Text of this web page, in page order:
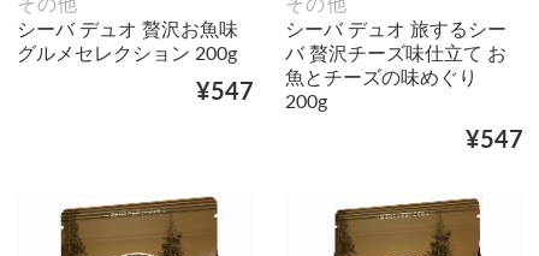
その他
シーバ デュオ 贅沢お魚味
グルメセレクション 200g
¥547
その他
シーバ デュオ 旅するシー
バ 贅沢チーズ味仕立て お
魚とチーズの味めぐり
200g
¥547